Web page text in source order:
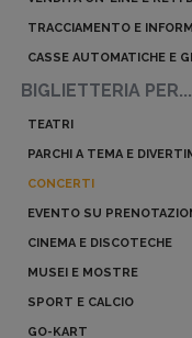
TRACCIAMENTO E
CASSE AUTOMATICHE E
BIGLIETTERIA PER...
TEATRI
PARCHI A TEMA E
CONCERTI
EVENTO SU
CINEMA E DISCOTECHE
MUSEI E MOSTRE
SPORT E CALCIO
GO-KART